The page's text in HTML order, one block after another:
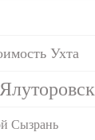
Ухта
Сызрань